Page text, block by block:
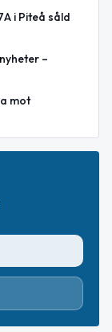
i Piteå såld
–
mot